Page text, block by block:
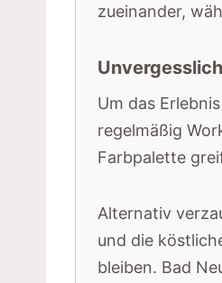
zueinander,
Um das
regelmäßig
Farbpalette
Alternativ
und die
bleiben. Bad